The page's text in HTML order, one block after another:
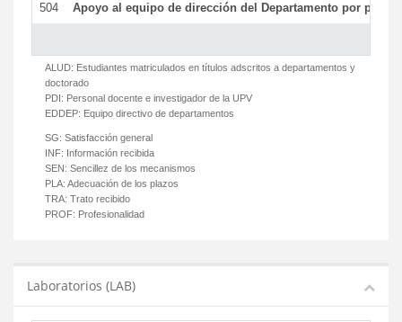
504 Apoyo al equipo de dirección del Departamento por parte
ALUD: Estudiantes matriculados en títulos adscritos a departamentos y
doctorado
PDI: Personal docente e investigador de la UPV
EDDEP: Equipo directivo de departamentos
SG: Satisfacción general
INF: Información recibida
SEN: Sencillez de los mecanismos
PLA: Adecuación de los plazos
TRA: Trato recibido
PROF: Profesionalidad
Laboratorios (LAB)